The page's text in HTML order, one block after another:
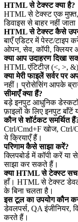
HTML से टेक्स्ट क्या है?
HTML से टेक्स्ट एक
डिवाइस से बाहर नहीं
HTML से टेक्स्ट कैसे
बाएँ एडिटर में पेस्ट/टाइप
ओपन, सेव, कॉपी, क्लियर
क्या आप उदाहरण दिखा
HTML एंटिटीज़ (<, >, &)
क्या मेरी फाइलें सर्वर पर
नहीं। प्रोसेसिंग आपके
सीमाएँ क्या हैं?
बड़े इनपुट आधुनिक
फ़ाइलों के लिए इनपुट बाँटें
कौन से शॉर्टकट समर्थित
Ctrl/Cmd+F खोज, Ctrl/
ये क्रियाएँ हैं।
परिणाम कैसे साझा करें?
क्लिपबोर्ड में कॉपी करें
साझा कर सकते हैं।
क्या HTML से टेक्स्ट सच
हाँ। HTML से टेक्स्ट
के बिना चलता है।
इस टूल का उपयोग कौन
डेवलपर्स, QA इंजीनियर,
करते हैं।